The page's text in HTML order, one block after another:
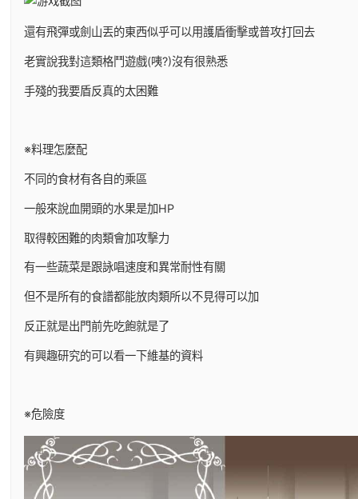
還有飛彈或劍山丟的東西似乎可以用護盾衝擊或普攻打回去
老實說我對這類格鬥遊戲(咦?)沒有很熟悉
手殘的我要盾反真的太困難
※料理怎麼配
不同的食材有各自的乘區
一般來說血開頭的水果是加HP
取得較困難的肉類會加攻擊力
有一些蔬菜是跟詠唱速度和異常耐性有關
但不是所有的食譜都能放肉類所以不見得可以加
反正就是出門前先吃飽就是了
有興趣研究的可以看一下維基的資料
※危險度